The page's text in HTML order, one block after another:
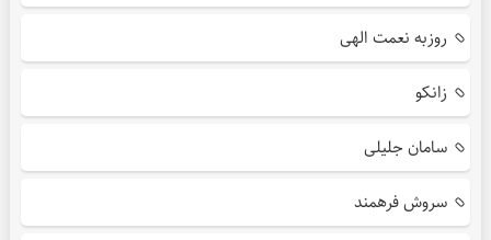
روزبه نعمت الهی
زانکو
سامان جلیلی
سروش فرهمند